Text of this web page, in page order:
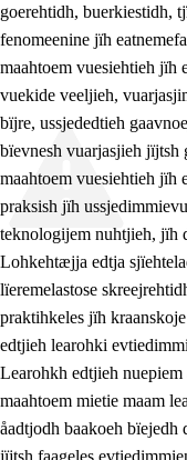
goerehtidh, buerkiestidh,
fenomeenine jïh
maahtoem vuesiehtieh jïh
vuekide veeljieh,
bïjre, ussjededtieh
bïevnesh vuarjasjieh
maahtoem vuesiehtieh jïh
praksish jïh
teknologijem nuhtjieh, jïh
Lohkehtæjja edtja
lïeremelastose
praktihkeles jïh
edtjieh learohki
Learohkh edtjieh
maahtoem mietie maam
åadtjodh baakoeh bïejedh